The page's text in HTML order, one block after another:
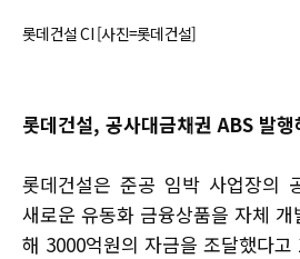
롯데건설 CI [사진=롯데건설]
롯데건설, 공사대금채권 ABS 발
롯데건설은 준공 임박 사업장의
새로운 유동화 금융상품을 자체
해 3000억원의 자금을 조달했다고